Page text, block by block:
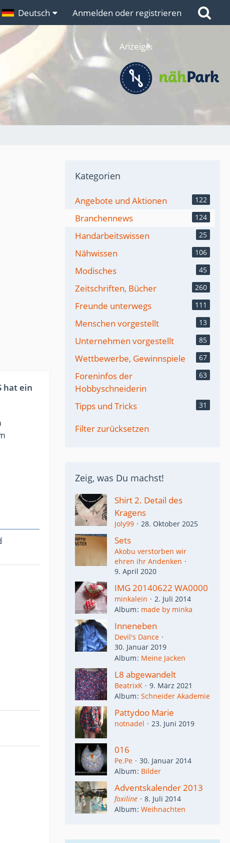
Links
Deutsch Anmelden oder registrieren
Anzeige:
hat ein
Kategorien
Angebote und Aktionen 122
Branchennews 124
Handarbeitswissen 25
Nähwissen 106
Modisches 45
Zeitschriften, Bücher 260
Freunde unterwegs 111
Menschen vorgestellt 13
Unternehmen vorgestellt 85
Wettbewerbe, Gewinnspiele 67
Foreninfos der
Hobbyschneiderin
63
Tipps und Tricks 31
Filter zurücksetzen
Zeig, was Du machst!
Shirt 2. Detail des
Kragens
Joly99 28. Oktober 2025
Sets
Akobu verstorben wir
ehren ihr Andenken
9. April 2020
IMG 20140622 WA0000
minkalein
2. Juli 2014
Album made by minka
Inneneben
Devil's Dance
30. Januar 2019
Album Meine Jacken
L8 abgewandelt
BeatrixK
9. März 2021
Album Schneider Akademie
Pattydoo Marie
notnadel 23. Juni 2019
016
Pe.Pe
30. Januar 2014
Album Bilder
Adventskalender 2013
foxiline
8. Juli 2014
Album Weihnachten